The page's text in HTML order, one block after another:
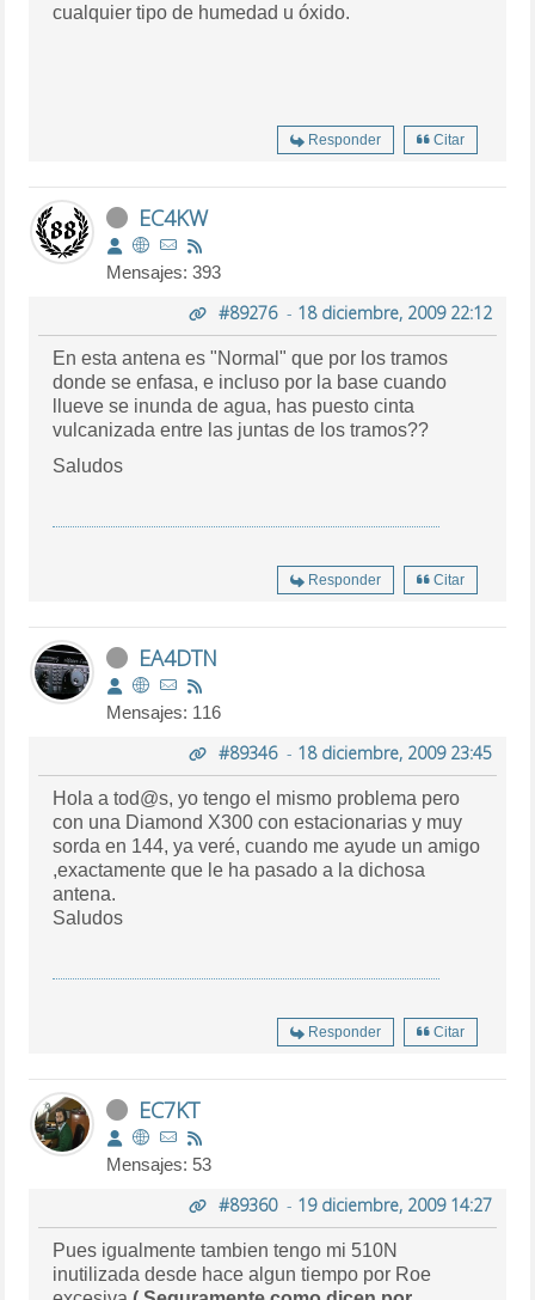
cualquier tipo de humedad u óxido.
Responder Citar
EC4KW
Mensajes: 393
#89276- 18 diciembre, 2009 22:12
En esta antena es "Normal" que por los tramos
donde se enfasa, e incluso por la base cuando
llueve se inunda de agua, has puesto cinta
vulcanizada entre las juntas de los tramos??
Saludos
Responder Citar
EA4DTN
Mensajes: 116
#89346- 18 diciembre, 2009 23:45
Hola a tod@s, yo tengo el mismo problema pero
con una Diamond X300 con estacionarias y muy
sorda en 144, ya veré, cuando me ayude un amigo
,exactamente que le ha pasado a la dichosa
antena.
Saludos
Responder Citar
EC7KT
Mensajes: 53
#89360- 19 diciembre, 2009 14:27
Pues igualmente tambien tengo mi 510N
inutilizada desde hace algun tiempo por Roe